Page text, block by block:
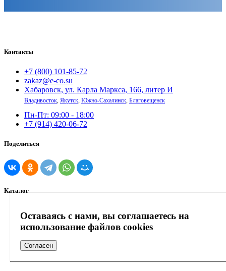
Контакты
+7 (800) 101-85-72
zakaz@e-co.su
Хабаровск, ул. Карла Маркса, 166, литер И
Владивосток, Якутск, Южно-Сахалинск, Благовещенск
Пн-Пт: 09:00 - 18:00
+7 (914) 420-06-72
Поделиться
Каталог
Кондиционирование
Теплоизоляция
водоснабжение
Оставаясь с нами, вы соглашаетесь на
использование файлов cookies
Согласен